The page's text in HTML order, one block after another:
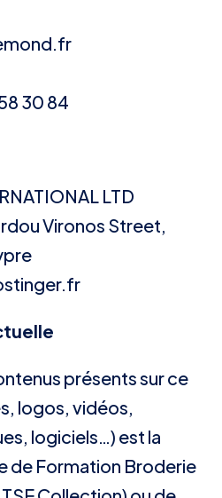
30 84
LTD
Vironos Street,
présents sur ce
logos, vidéos,
logiciels…) est la
de Formation Broderie